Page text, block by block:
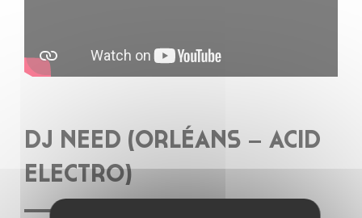
DJ NEED (ORLÉANS – ACID
ELECTRO)